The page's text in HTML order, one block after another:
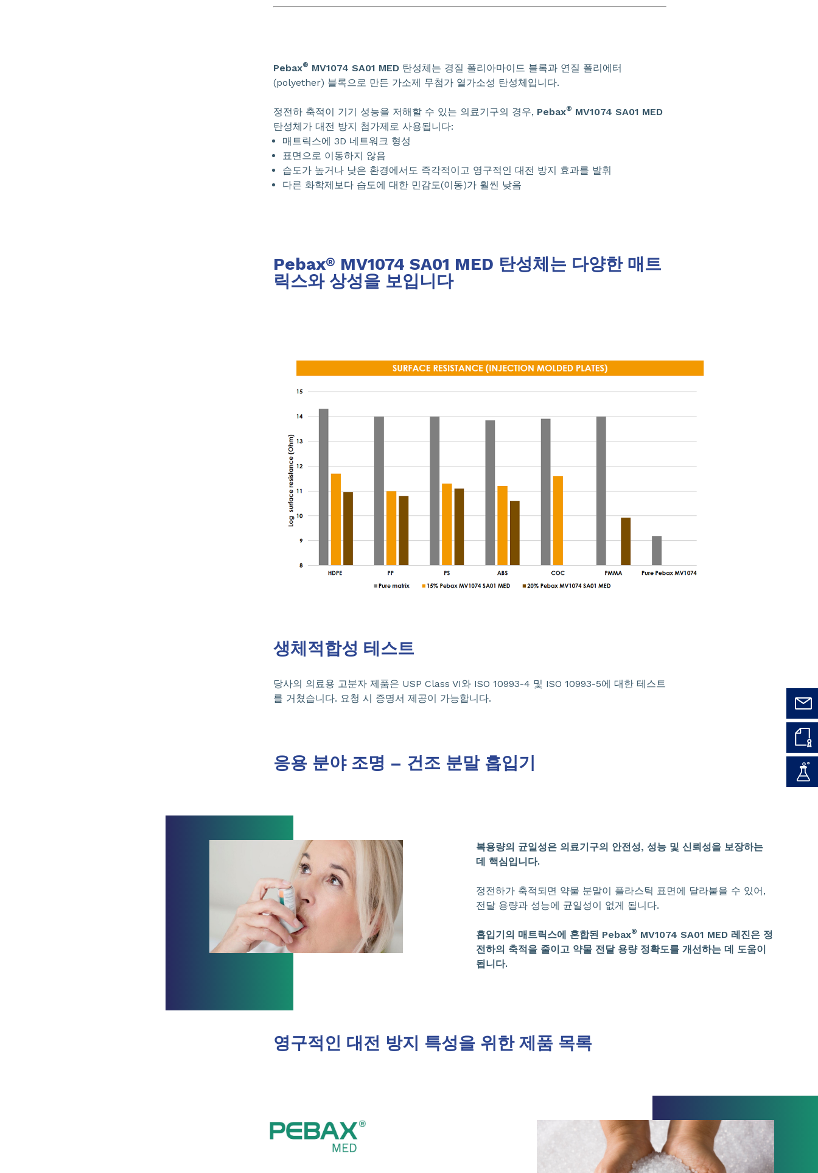
Pebax® MV1074 SA01 MED탄성체는 경질 폴리아마이드 블록과 연질 폴리에터
(polyether) 블록으로 만든 가소제 무첨가 열가소성 탄성체입니다.
정전하 축적이 기기 성능을 저해할 수 있는 의료기구의 경우, Pebax® MV1074 SA01 MED
탄성체가 대전 방지 첨가제로 사용됩니다:
매트릭스에 3D 네트워크 형성
표면으로 이동하지 않음
습도가 높거나 낮은 환경에서도 즉각적이고 영구적인 대전 방지 효과를 발휘
다른 화학제보다 습도에 대한 민감도(이동)가 훨씬 낮음
Pebax® MV1074 SA01 MED 탄성체는 다양한 매트
릭스와 상성을 보입니다
생체적합성 테스트
당사의 의료용 고분자 제품은 USP Class VI와 ISO 10993-4 및 ISO 10993-5에 대한 테스트
를 거쳤습니다. 요청 시 증명서 제공이 가능합니다.
응용 분야 조명 – 건조 분말 흡입기
복용량의 균일성은 의료기구의 안전성, 성능 및 신뢰성을 보장하는
데 핵심입니다.
정전하가 축적되면 약물 분말이 플라스틱 표면에 달라붙을 수 있어,
전달 용량과 성능에 균일성이 없게 됩니다.
흡입기의 매트릭스에 혼합된 Pebax® MV1074 SA01 MED 레진은 정
전하의 축적을 줄이고 약물 전달 용량 정확도를 개선하는 데 도움이
됩니다.
영구적인 대전 방지 특성을 위한 제품 목록